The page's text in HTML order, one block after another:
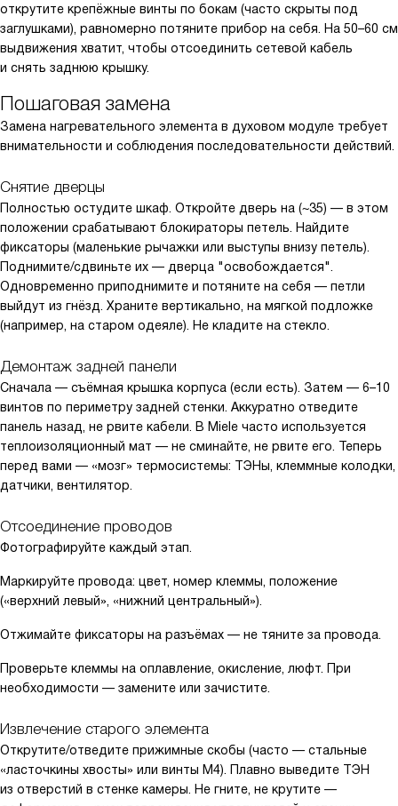
открутите крепёжные винты по бокам (часто скрыты под
заглушками), равномерно потяните прибор на себя. На 50–60 см
выдвижения хватит, чтобы отсоединить сетевой кабель
и снять заднюю крышку.
Пошаговая замена
Замена нагревательного элемента в духовом модуле требует
внимательности и соблюдения последовательности действий.
Снятие дверцы
Полностью остудите шкаф. Откройте дверь на (~35) — в этом
положении срабатывают блокираторы петель. Найдите
фиксаторы (маленькие рычажки или выступы внизу петель).
Поднимите/сдвиньте их — дверца "освобождается".
Одновременно приподнимите и потяните на себя — петли
выйдут из гнёзд. Храните вертикально, на мягкой подложке
(например, на старом одеяле). Не кладите на стекло.
Демонтаж задней панели
Сначала — съёмная крышка корпуса (если есть). Затем — 6–10
винтов по периметру задней стенки. Аккуратно отведите
панель назад, не рвите кабели. В Miele часто используется
теплоизоляционный мат — не сминайте, не рвите его. Теперь
перед вами — «мозг» термосистемы: ТЭНы, клеммные колодки,
датчики, вентилятор.
Отсоединение проводов
Фотографируйте каждый этап.
Маркируйте провода: цвет, номер клеммы, положение
(«верхний левый», «нижний центральный»).
Отжимайте фиксаторы на разъёмах — не тяните за провода.
Проверьте клеммы на оплавление, окисление, люфт. При
необходимости — замените или зачистите.
Извлечение старого элемента
Открутите/отведите прижимные скобы (часто — стальные
«ласточкины хвосты» или винты M4). Плавно выведите ТЭН
из отверстий в стенке камеры. Не гните, не крутите —